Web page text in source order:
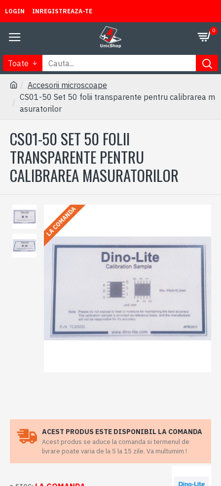
LOGIN INREGISTREAZA-TE
0
Toate
Accesorii microscoape
CS01-50 Set 50 folii transparente pentru calibrarea m
asuratorilor
CS01-50 SET 50 FOLII
TRANSPARENTE PENTRU
CALIBRAREA MASURATORILOR
LA COMANDA
ACEST PRODUS ESTE DISPONIBIL LA COMANDA
Acest produs se aduce la comanda si termenul de
livrare poate varia de la 5 la 15 zile. Va multumim !